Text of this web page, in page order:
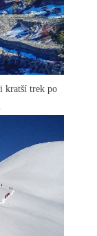
kratší trek po